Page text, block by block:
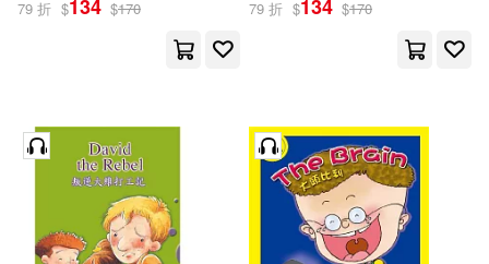
79 折 $134 $170 79 折 $134 $170